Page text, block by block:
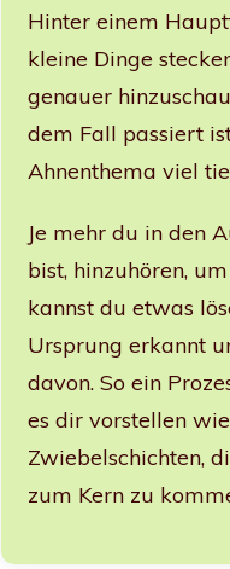
Hinter einem
kleine Dinge
genauer
dem Fall passiert
Ahnenthema viel
Je mehr du in den
bist, hinzuhören,
kannst du etwas
Ursprung erkannt
davon. So ein
es dir vorstellen
Zwiebelschichten,
zum Kern zu